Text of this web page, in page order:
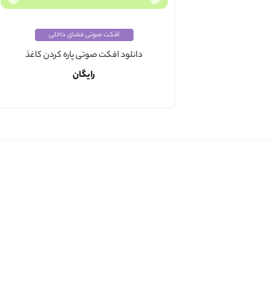
افکت صوتی فضای داخلی
دانلود افکت صوتی پاره کردن کاغذ
رایگان